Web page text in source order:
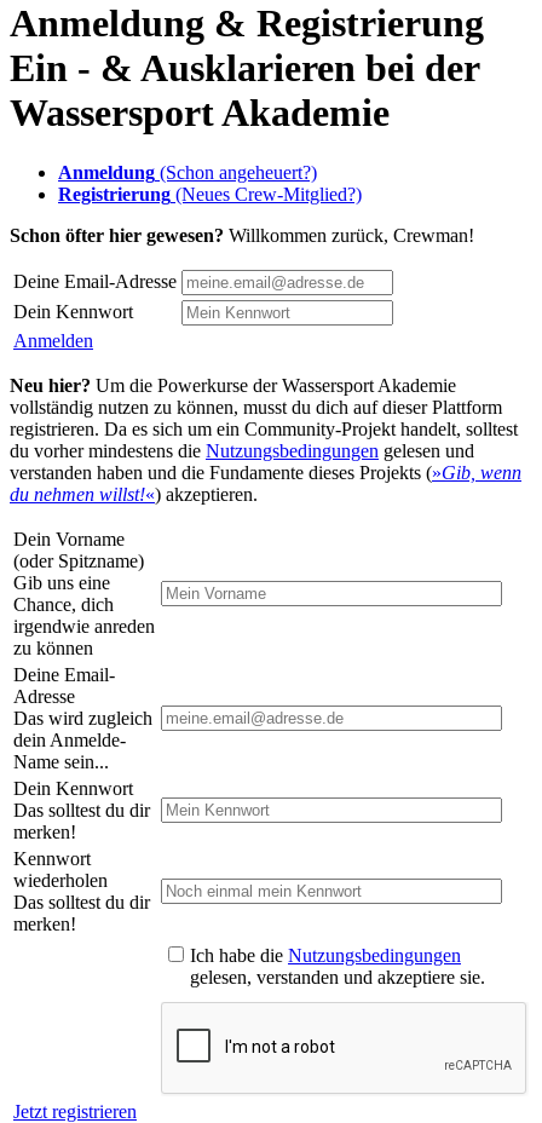
Anmeldung & Registrierung
Ein - & Ausklarieren bei der
Wassersport Akademie
Anmeldung (Schon angeheuert?)
Registrierung (Neues Crew-Mitglied?)
Schon öfter hier gewesen? Willkommen zurück, Crewman!
Deine Email-Adresse
Dein Kennwort
Anmelden
Neu hier? Um die Powerkurse der Wassersport Akademie
vollständig nutzen zu können, musst du dich auf dieser Plattform
registrieren. Da es sich um ein Community-Projekt handelt, solltest
du vorher mindestens die Nutzungsbedingungen gelesen und
verstanden haben und die Fundamente dieses Projekts (»Gib, wenn
du nehmen willst!«) akzeptieren.
Dein Vorname
(oder Spitzname)
Gib uns eine
Chance, dich
irgendwie anreden
zu können
Deine Email-
Adresse
Das wird zugleich
dein Anmelde-
Name sein...
Dein Kennwort
Das solltest du dir
merken!
Kennwort
wiederholen
Das solltest du dir
merken!
Ich habe die Nutzungsbedingungen
gelesen, verstanden und akzeptiere sie.
Jetzt registrieren